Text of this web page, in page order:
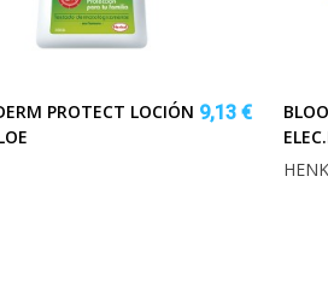
PROTECT LOCIÓN 9,13 €